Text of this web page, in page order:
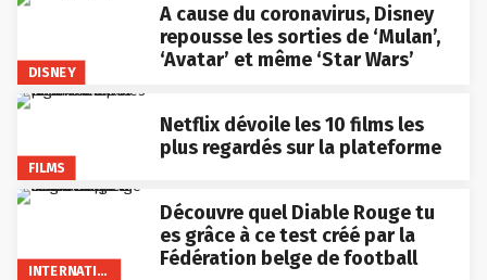
DISNEY
A cause du coronavirus, Disney
repousse les sorties de ‘Mulan’,
‘Avatar’ et même ‘Star Wars’
FILMS
Netflix dévoile les 10 films les
plus regardés sur la plateforme
INTERNATIONAL
Découvre quel Diable Rouge tu
es grâce à ce test créé par la
Fédération belge de football